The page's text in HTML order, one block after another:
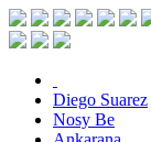
Diego Suarez
Nosy Be